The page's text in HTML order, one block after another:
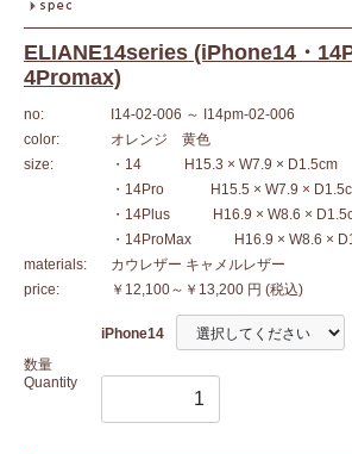
ELIANE14series (iPhone14・
4Promax)
no: I14-02-006 ～ I14pm-02-006
color:
オレンジ 黄色
size:
・14 H15.3 × W7.9 × D1.5cm
・14Pro H15.5 × W7.9 ×
・14Plus H16.9 × W8.6 ×
・14ProMax H16.9 × W8.6 ×
materials:
カウレザー キャメルレザー
price:
￥12,100～￥13,200 円 (税込)
数量
Quantity
iPhone14